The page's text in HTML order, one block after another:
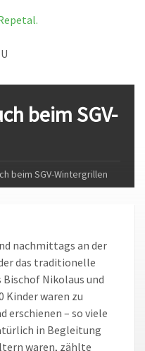
beim SGV-
beim SGV-Wintergrillen
nachmittags an der
das traditionelle
Nikolaus und
Kinder waren zu
erschienen – so viele
in Begleitung
waren, zählte